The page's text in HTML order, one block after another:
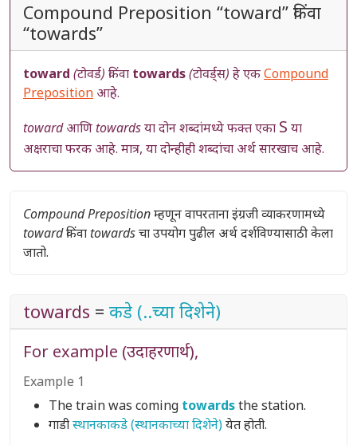
Compound Preposition “toward” किंवा
“towards”
toward (टोवर्ड) किंवा towards(टोवर्ड्स) हे एकCompound
Preposition आहे.
towardआणि towardsया दोन शब्दांमध्ये फक्त एका S या
अक्षराचा फरक आहे. मात्र, या दोन्हीही शब्दांचा अर्थ सारखाच आहे.
Compound Prepositionम्हणून वापरताना इंग्रजी व्याकरणामध्ये
towardकिंवा towardsचा उपयोग पुढील अर्थ दर्शविण्यासाठी केला
जातो.
towards = कडे (..च्या दिशेने)
For example (उदाहरणार्थ),
Example 1
The train was coming towardsthe station.
गाडीस्थानकाकडे (स्थानकाच्या दिशेने)येत होती.